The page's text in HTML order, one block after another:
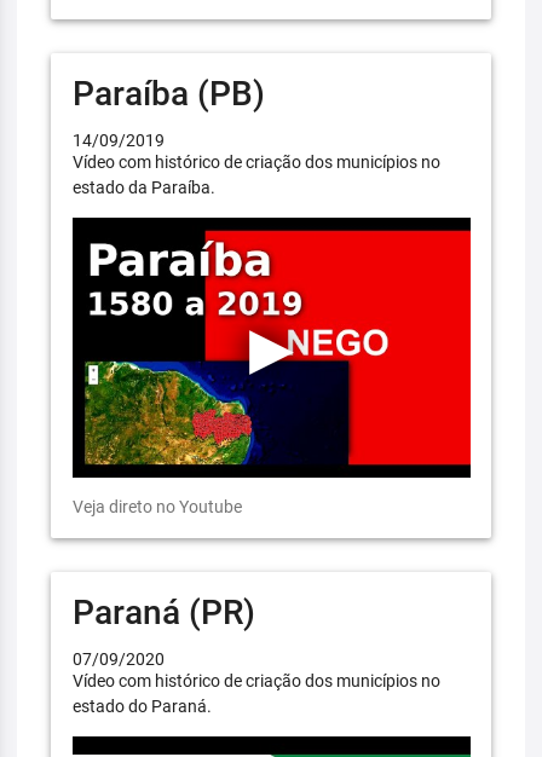
Paraíba (PB)
14/09/2019
Vídeo com histórico de criação dos municípios no
estado da Paraíba.
Veja direto no Youtube
Paraná (PR)
07/09/2020
Vídeo com histórico de criação dos municípios no
estado do Paraná.